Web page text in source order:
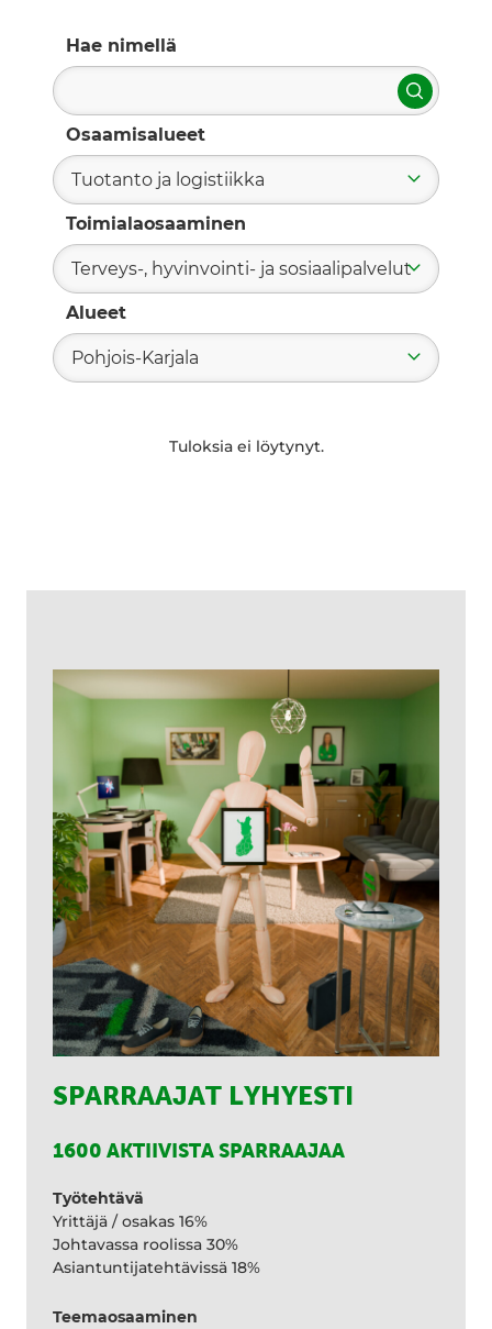
Hae nimellä
Hae
Osaamisalueet
Tuotanto ja logistiikka
Toimialaosaaminen
Terveys-, hyvinvointi- ja sosiaalipalvelut
Alueet
Pohjois-Karjala
Tuloksia ei löytynyt.
SPARRAAJAT LYHYESTI
1600 AKTIIVISTA SPARRAAJAA
Työtehtävä
Yrittäjä / osakas 16%
Johtavassa roolissa 30%
Asiantuntijatehtävissä 18%
Teemaosaaminen